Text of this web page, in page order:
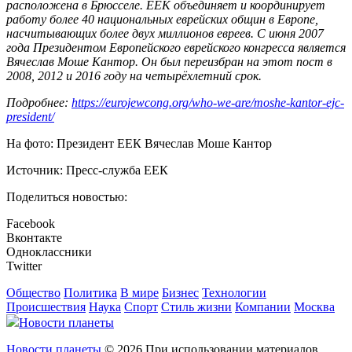
расположена в Брюсселе. ЕЕК объединяет и координирует
работу более 40 национальных еврейских общин в Европе,
насчитывающих более двух миллионов евреев. С июня 2007
года Президентом Европейского еврейского конгресса является
Вячеслав Моше Кантор. Он был переизбран на этот пост в
2008, 2012 и 2016 году на четырёхлетний срок.
Подробнее: https://eurojewcong.org/who-we-are/moshe-kantor-ejc-
president/
На фото: Президент ЕЕК Вячеслав Моше Кантор
Источник: Пресс-служба ЕЕК
Поделиться новостью:
Facebook
Вконтакте
Одноклассники
Twitter
Общество Политика В мире Бизнес Технологии
Происшествия Наука Спорт Стиль жизни Компании Москва
Новости планеты